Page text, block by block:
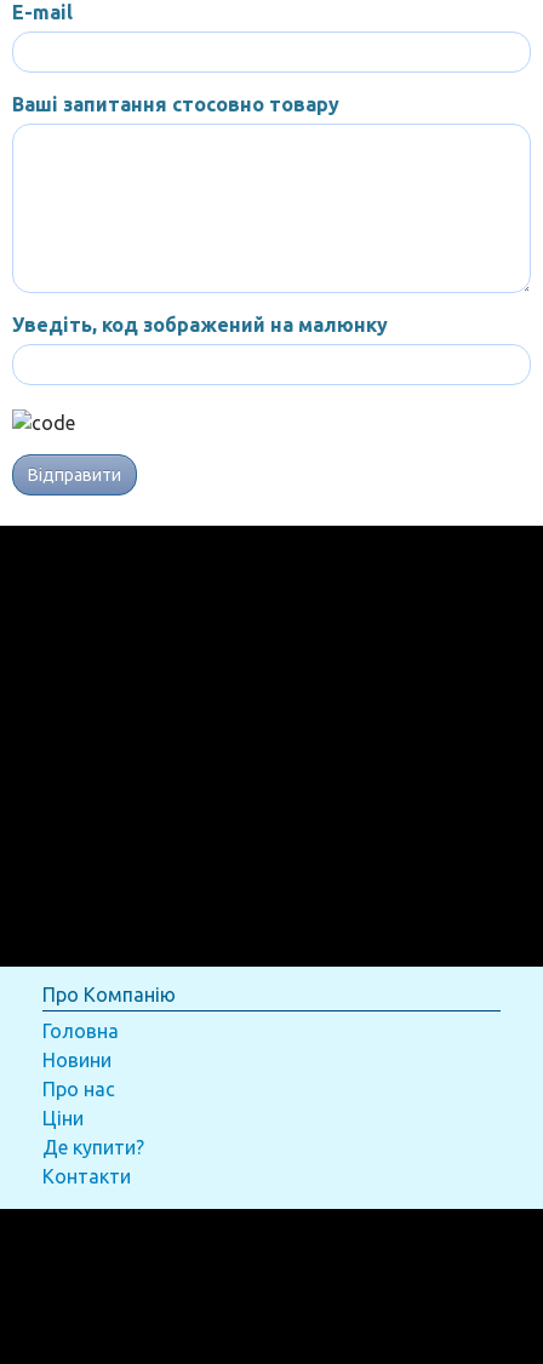
E-mail
Ваші запитання стосовно товару
Уведіть, код зображений на малюнку
Відправити
Про Компанію
Головна
Новини
Про нас
Ціни
Де купити?
Контакти